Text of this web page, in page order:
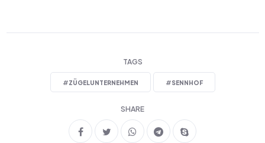
TAGS
#ZÜGELUNTERNEHMEN #SENNHOF
SHARE